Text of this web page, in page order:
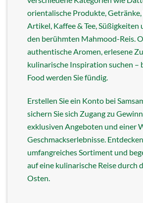
orientalische Produkte,
Artikel, Kaffee & Tee, Süßigkeiten
den berühmten Mahmood-Reis.
authentische Aromen, erlesene
kulinarische Inspiration suchen –
Food werden Sie fündig.
Erstellen Sie ein Konto bei
sichern Sie sich Zugang zu
exklusiven Angeboten und einer
Geschmackserlebnisse.
umfangreiches Sortiment und
auf eine kulinarische Reise durch
Osten.